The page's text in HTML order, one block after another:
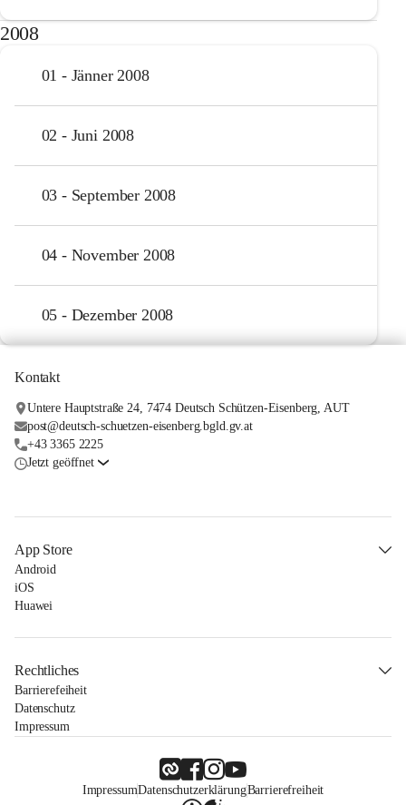
2008
01 - Jänner 2008
02 - Juni 2008
03 - September 2008
04 - November 2008
05 - Dezember 2008
Kontakt
Untere Hauptstraße 24, 7474 Deutsch Schützen-Eisenberg, AUT
post@deutsch-schuetzen-eisenberg.bgld.gv.at
+43 3365 2225
Jetzt geöffnet
App Store
Android
iOS
Huawei
Rechtliches
Barrierefeiheit
Datenschutz
Impressum
ImpressumDatenschutzerklärungBarrierefreiheit